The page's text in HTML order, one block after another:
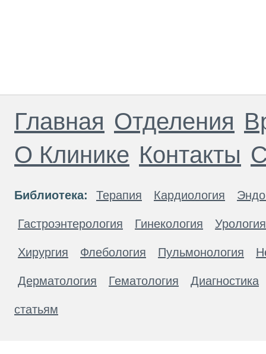
Главная Отделения
О Клинике Контакты
Библиотека: Терапия Кардиология
Гастроэнтерология Гинекология Урология
Хирургия Флебология Пульмонология
Дерматология Гематология Диагностика
статьям